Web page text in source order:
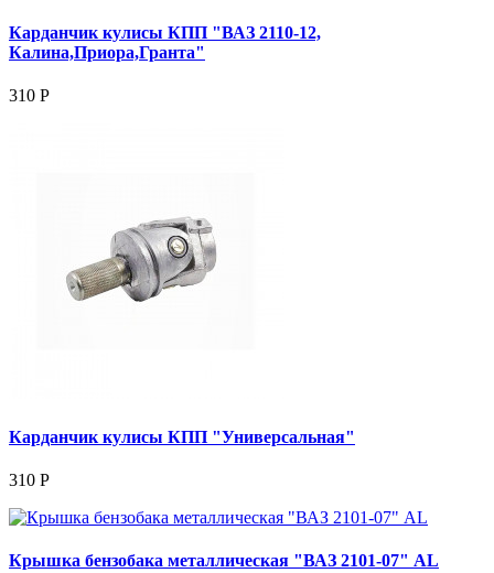
Карданчик кулисы КПП "ВАЗ 2110-12,
Калина,Приора,Гранта"
310 Р
Карданчик кулисы КПП "Универсальная"
310 Р
Крышка бензобака металлическая "ВАЗ 2101-07" AL